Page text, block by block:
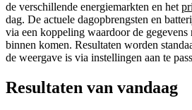
de verschillende energiemarkten en het
dag. De actuele dagopbrengsten en
via een koppeling waardoor de
binnen komen. Resultaten worden
de weergave is via instellingen aan te
Resultaten van vandaag